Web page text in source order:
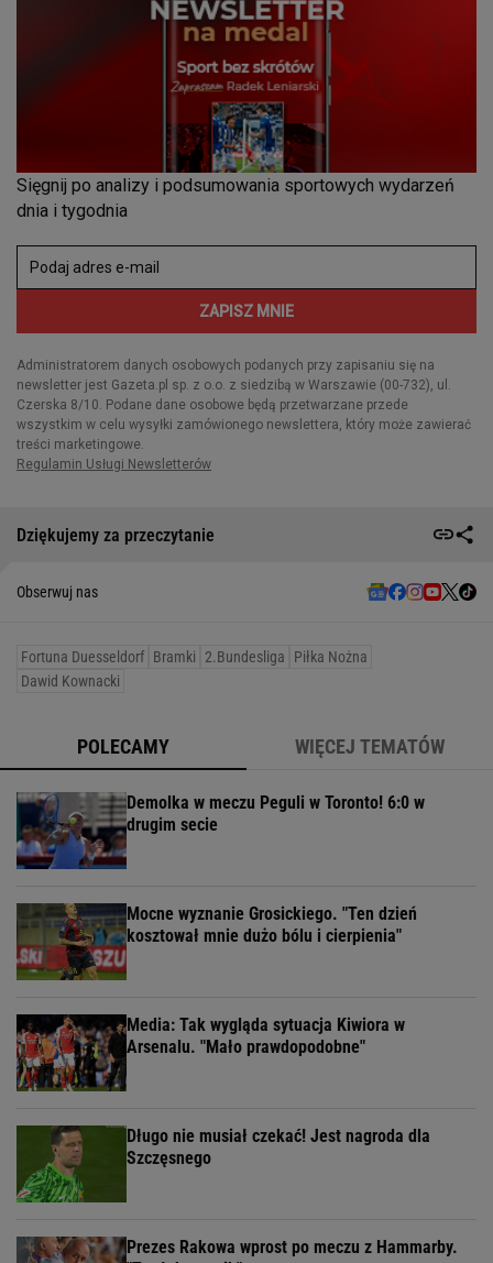
Dziękujemy za przeczytanie
Obserwuj nas
Fortuna Duesseldorf Bramki 2.Bundesliga
Piłka Nożna
Dawid Kownacki
POLECAMY WIĘCEJ TEMATÓW
Demolka w meczu Peguli w Toronto! 6:0 w
drugim secie
Mocne wyznanie Grosickiego. "Ten dzień
kosztował mnie dużo bólu i cierpienia"
Media: Tak wygląda sytuacja Kiwiora w
Arsenalu. "Mało prawdopodobne"
Długo nie musiał czekać! Jest nagroda dla
Szczęsnego
Prezes Rakowa wprost po meczu z Hammarby.